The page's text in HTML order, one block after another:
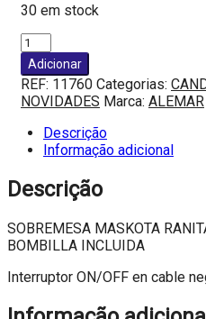
30 em stock
Quantidade
de
SOBREMESA
MASKOTA
RANITA
VERD
E-
BOMBILLA
INCLUIDA
Adicionar
REF: 11760 Categorias:
NOVIDADES Marca: ALEMAR
Descrição
Informação adicional
Descrição
SOBREMESA MASKOTA
BOMBILLA INCLUIDA
Interruptor ON/OFF en cable